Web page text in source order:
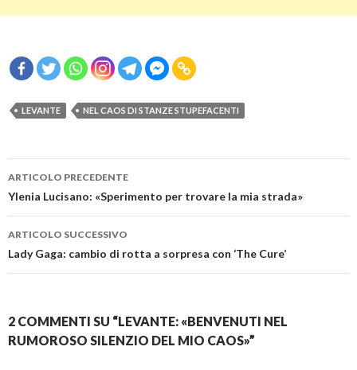
LEVANTE NEL CAOS DI STANZE STUPEFACENTI
Navigazione
articolo
ARTICOLO PRECEDENTE
Ylenia Lucisano: «Sperimento per trovare la mia strada»
ARTICOLO SUCCESSIVO
Lady Gaga: cambio di rotta a sorpresa con ‘The Cure’
2 COMMENTI SU “LEVANTE: «BENVENUTI NEL
RUMOROSO SILENZIO DEL MIO CAOS»”